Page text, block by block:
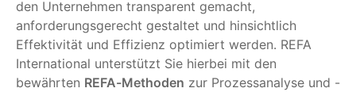
den Unternehmen transparent gemacht,
anforderungsgerecht gestaltet und hinsichtlich
Effektivität und Effizienz optimiert werden. REFA
International unterstützt Sie hierbei mit den
bewährten REFA-Methoden zur Prozessanalyse und -